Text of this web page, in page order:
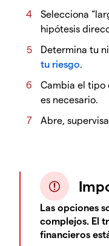
Selecciona
hipótesis
Determina tu
tu riesgo.
Cambia el tipo
es necesario.
Abre,
Las opciones
complejos. El
financieros